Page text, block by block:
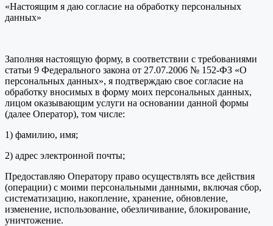
«Настоящим я даю согласие на обработку персональных
данных»
Заполняя настоящую форму, в соответствии с требованиями
статьи 9 Федерального закона от 27.07.2006 № 152-ФЗ «О
персональных данных», я подтверждаю свое согласие на
обработку вносимых в форму моих персональных данных,
лицом оказывающим услуги на основании данной формы
(далее Оператор), том числе:
1) фамилию, имя;
2) адрес электронной почты;
Предоставляю Оператору право осуществлять все действия
(операции) с моими персональными данными, включая сбор,
систематизацию, накопление, хранение, обновление,
изменение, использование, обезличивание, блокирование,
уничтожение.